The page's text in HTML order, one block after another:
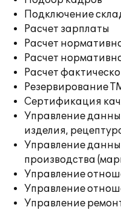
Подключение
Расчет зарплаты
Расчет
Расчет
Расчет
Резервирование
Сертификация
Управление
изделия,
Управление
производства
Управление
Управление
Управление